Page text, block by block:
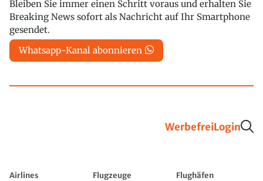
Bleiben Sie immer einen Schritt voraus und erhalten Sie
Breaking News sofort als Nachricht auf Ihr Smartphone
gesendet.
Whatsapp-Kanal abonnieren
WerbefreiLogin
Airlines Flugzeuge
Flughäfen